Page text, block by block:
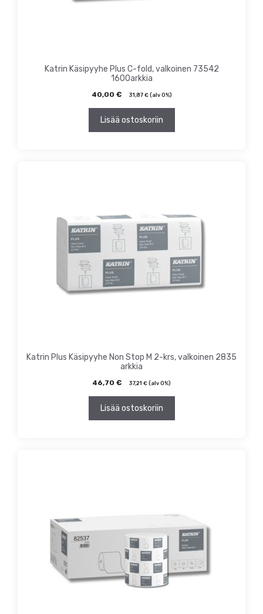
Katrin Käsipyyhe Plus C-fold, valkoinen 73542
1600arkkia
40,00 € 31,87 €(alv 0%)
Lisää ostoskoriin
Katrin Plus Käsipyyhe Non Stop M 2-krs, valkoinen 2835
arkkia
46,70 € 37,21 € (alv 0%)
Lisää ostoskoriin